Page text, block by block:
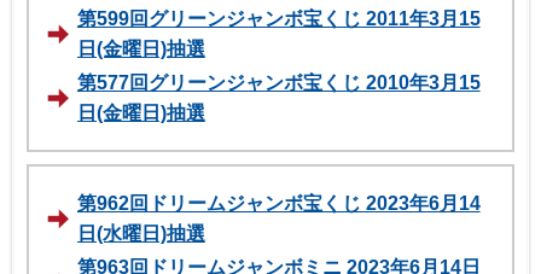
第599回グリーンジャンボ宝くじ 2011年3月15
日(金曜日)抽選
第577回グリーンジャンボ宝くじ 2010年3月15
日(金曜日)抽選
第962回ドリームジャンボ宝くじ 2023年6月14
日(水曜日)抽選
第963回ドリームジャンボミニ 2023年6月14日